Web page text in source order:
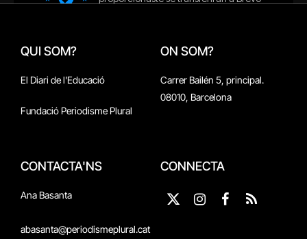
QUI SOM?
El Diari de l'Educació
Fundació Periodisme Plural
ON SOM?
Carrer Bailén 5, principal.
08010, Barcelona
CONTACTA'NS
Ana Basanta
abasanta@periodismeplural.cat
CONNECTA
X
InstagramFacebook
RSS